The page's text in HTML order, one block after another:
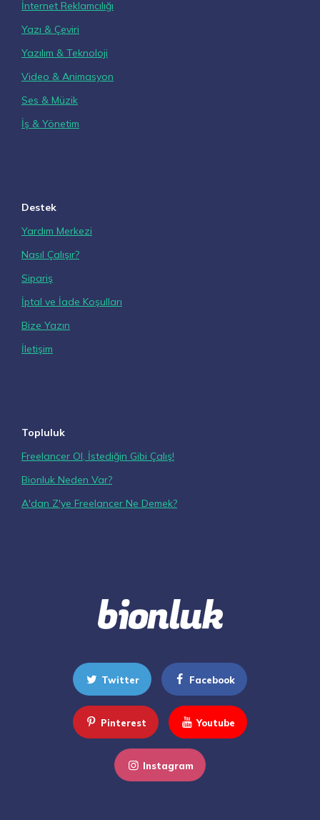
İnternet Reklamcılığı
Yazı & Çeviri
Yazılım & Teknoloji
Video & Animasyon
Ses & Müzik
İş & Yönetim
Destek
Yardım Merkezi
Nasıl Çalışır?
Sipariş
İptal ve İade Koşulları
Bize Yazın
İletişim
Topluluk
Freelancer Ol, İstediğin Gibi Çalış!
Bionluk Neden Var?
A'dan Z'ye Freelancer Ne Demek?
Twitter Facebook
Pinterest Youtube
Instagram